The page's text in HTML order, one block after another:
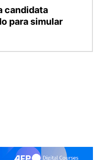
candidata
para simular